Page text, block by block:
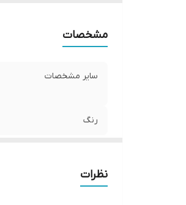
مشخصات
سایر مشخصات
رنگ
نظرات